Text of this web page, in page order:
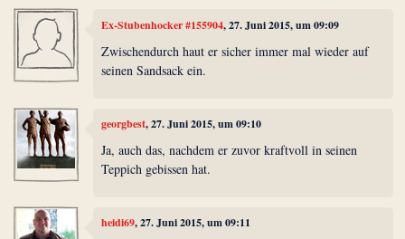
Ex-Stubenhocker #155904, 27. Juni 2015, um 09:09
Zwischendurch haut er sicher immer mal wieder auf
seinen Sandsack ein.
georgbest, 27. Juni 2015, um 09:10
Ja, auch das, nachdem er zuvor kraftvoll in seinen
Teppich gebissen hat.
heidi69, 27. Juni 2015, um 09:11